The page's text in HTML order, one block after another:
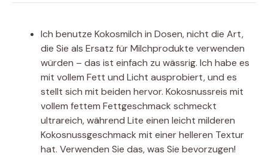
Ich benutze Kokosmilch in Dosen, nicht die Art,
die Sie als Ersatz für Milchprodukte verwenden
würden – das ist einfach zu wässrig. Ich habe es
mit vollem Fett und Licht ausprobiert, und es
stellt sich mit beiden hervor. Kokosnussreis mit
vollem fettem Fettgeschmack schmeckt
ultrareich, während Lite einen leicht milderen
Kokosnussgeschmack mit einer helleren Textur
hat. Verwenden Sie das, was Sie bevorzugen!